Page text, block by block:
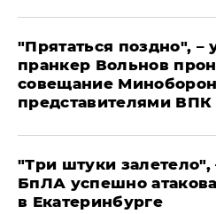
"Прятаться поздно", –
пранкер Вольнов
совещание
представителями ВПК
"Три штуки залетело",
БпЛА успешно
в Екатеринбурге